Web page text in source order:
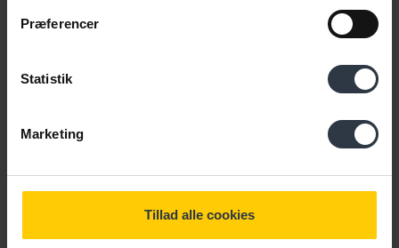
Præferencer
Statistik
Marketing
Tillad alle cookies